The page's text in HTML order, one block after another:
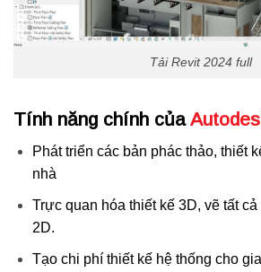
Tải Revit 2024 full
Tính năng chính của
Phát triển các bản phác thảo, thiết
nhà
Trực quan hóa thiết kế 3D, vẽ tất
2D.
Tạo chi phí thiết kế hệ thống cho